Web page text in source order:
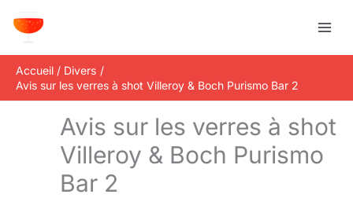
Accueil
Divers
Avis sur les verres à shot Villeroy & Boch Purismo Bar 2
Avis sur les verres à shot
Villeroy & Boch Purismo
Bar 2
e
c
h
e